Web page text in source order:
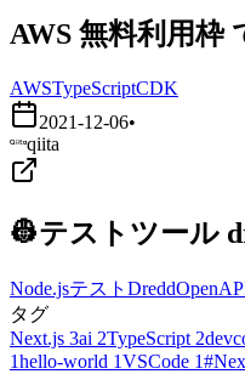
AWS 無料利用枠
AWSTypeScriptCDK
2021-12-06•
qiita
👷テストツール
Node.jsテスト Dredd
タグ
Next.js 3ai 2TypeScript 2
1hello-world 1VSCode 1